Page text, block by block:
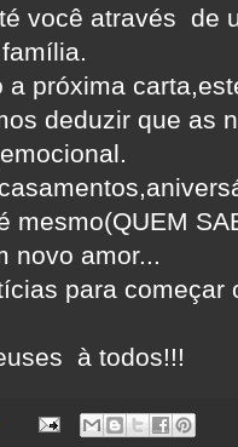
você através de
a próxima
deduzir que as
mesmo(QUEM
novo amor...
para começar
à todos!!!